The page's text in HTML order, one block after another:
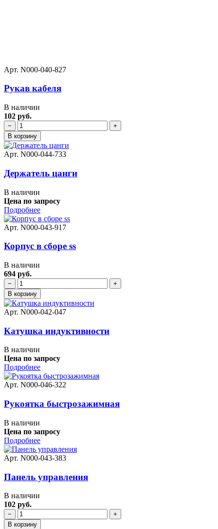
Арт. N000-040-827
Рукав кабеля
В наличии
102 руб.
−
+
В корзину
Арт. N000-044-733
Держатель цанги
В наличии
Цена по запросу
Подробнее
Арт. N000-043-917
Корпус в сборе ss
В наличии
694 руб.
−
+
В корзину
Арт. N000-042-047
Катушка индуктивности
В наличии
Цена по запросу
Подробнее
Арт. N000-046-322
Рукоятка быстрозажимная
В наличии
Цена по запросу
Подробнее
Арт. N000-043-383
Панель управления
В наличии
102 руб.
−
+
В корзину